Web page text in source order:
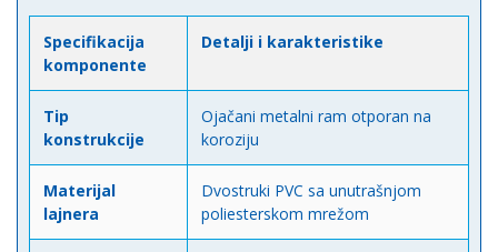
Specifikacija
komponente
Detalji i karakteristike
Tip
konstrukcije
Ojačani metalni ram otporan na
koroziju
Materijal
lajnera
Dvostruki PVC sa unutrašnjom
poliesterskom mrežom